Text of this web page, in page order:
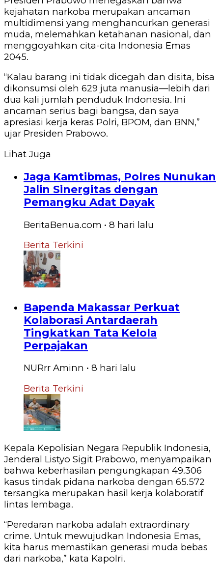
kejahatan narkoba merupakan ancaman
multidimensi yang menghancurkan generasi
muda, melemahkan ketahanan nasional, dan
menggoyahkan cita-cita Indonesia Emas
2045.
“Kalau barang ini tidak dicegah dan disita, bisa
dikonsumsi oleh 629 juta manusia—lebih dari
dua kali jumlah penduduk Indonesia. Ini
ancaman serius bagi bangsa, dan saya
apresiasi kerja keras Polri, BPOM, dan BNN,”
ujar Presiden Prabowo.
Lihat Juga
Jaga Kamtibmas, Polres Nunukan
Jalin Sinergitas dengan
Pemangku Adat Dayak
BeritaBenua.com • 8 hari lalu
Berita Terkini
Bapenda Makassar Perkuat
Kolaborasi Antardaerah
Tingkatkan Tata Kelola
Perpajakan
NURrr Aminn • 8 hari lalu
Berita Terkini
Kepala Kepolisian Negara Republik Indonesia,
Jenderal Listyo Sigit Prabowo, menyampaikan
bahwa keberhasilan pengungkapan 49.306
kasus tindak pidana narkoba dengan 65.572
tersangka merupakan hasil kerja kolaboratif
lintas lembaga.
“Peredaran narkoba adalah extraordinary
crime. Untuk mewujudkan Indonesia Emas,
kita harus memastikan generasi muda bebas
dari narkoba,” kata Kapolri.